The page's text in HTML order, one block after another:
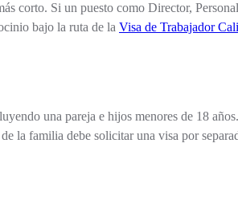
corto. Si un puesto como Director,
bajo la ruta de la Visa de Trabajador
una pareja e hijos menores de 18
la familia debe solicitar una visa por